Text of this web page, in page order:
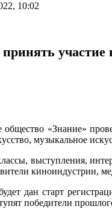
10:02
участие
общество «Знание»
музыкальное
выступления,
киноиндустрии,
дан старт
победители